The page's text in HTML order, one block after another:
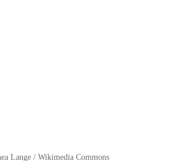
Lange / Wikimedia Commons